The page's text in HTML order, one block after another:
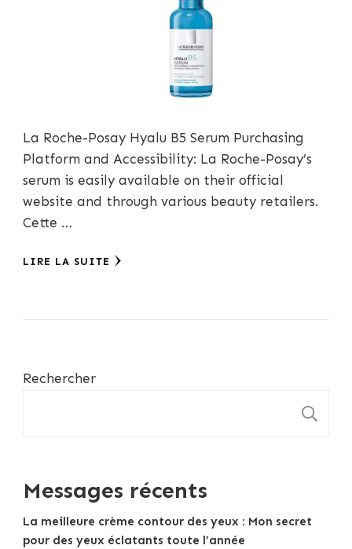
La Roche-Posay Hyalu B5 Serum Purchasing
Platform and Accessibility: La Roche-Posay’s
serum is easily available on their official
website and through various beauty retailers.
Cette …
LIRE LA SUITE
Rechercher
Messages récents
La meilleure crème contour des yeux : Mon secret
pour des yeux éclatants toute l’année